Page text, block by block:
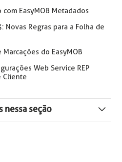
EasyMOB Metadados
Novas Regras para a Folha de
do EasyMOB
Web Service REP
Cliente
nessa seção